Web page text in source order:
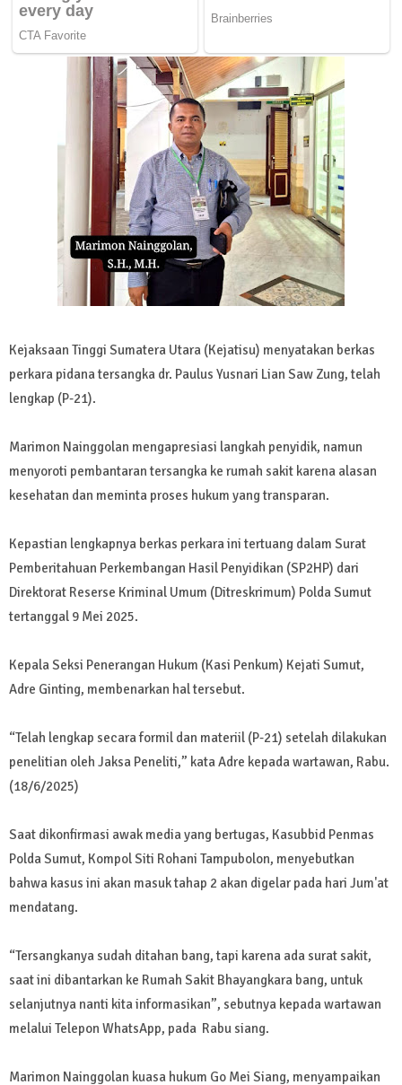
Kejaksaan Tinggi Sumatera Utara (Kejatisu) menyatakan berkas
perkara pidana tersangka dr. Paulus Yusnari Lian Saw Zung, telah
lengkap (P-21).
Marimon Nainggolan mengapresiasi langkah penyidik, namun
menyoroti pembantaran tersangka ke rumah sakit karena alasan
kesehatan dan meminta proses hukum yang transparan.
Kepastian lengkapnya berkas perkara ini tertuang dalam Surat
Pemberitahuan Perkembangan Hasil Penyidikan (SP2HP) dari
Direktorat Reserse Kriminal Umum (Ditreskrimum) Polda Sumut
tertanggal 9 Mei 2025.
Kepala Seksi Penerangan Hukum (Kasi Penkum) Kejati Sumut,
Adre Ginting, membenarkan hal tersebut.
“Telah lengkap secara formil dan materiil (P-21) setelah dilakukan
penelitian oleh Jaksa Peneliti,” kata Adre kepada wartawan, Rabu.
(18/6/2025)
Saat dikonfirmasi awak media yang bertugas, Kasubbid Penmas
Polda Sumut, Kompol Siti Rohani Tampubolon, menyebutkan
bahwa kasus ini akan masuk tahap 2 akan digelar pada hari Jum'at
mendatang.
“Tersangkanya sudah ditahan bang, tapi karena ada surat sakit,
saat ini dibantarkan ke Rumah Sakit Bhayangkara bang, untuk
selanjutnya nanti kita informasikan”, sebutnya kepada wartawan
melalui Telepon WhatsApp, pada Rabu siang.
Marimon Nainggolan kuasa hukum Go Mei Siang, menyampaikan